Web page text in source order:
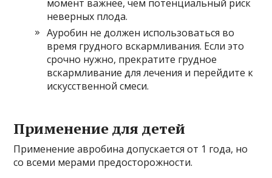
момент важнее, чем потенциальный риск
неверных плода.
Ауробин не должен использоваться во
время грудного вскармливания. Если это
срочно нужно, прекратите грудное
вскармливание для лечения и перейдите к
искусственной смеси.
Применение для детей
Применение авробина допускается от 1 года, но
со всеми мерами предосторожности.